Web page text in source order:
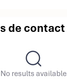
de contact
No results available